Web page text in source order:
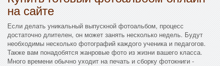
на сайте
Если делать уникальный выпускной фотоальбом, процесс
достаточно длителен, он может занять несколько недель. Будут
необходимы несколько фотографий каждого ученика и педагогов.
Также вам понадобятся жанровые фото из жизни вашего класса.
Много времени обычно уходит на печать и сборку фотокниги -